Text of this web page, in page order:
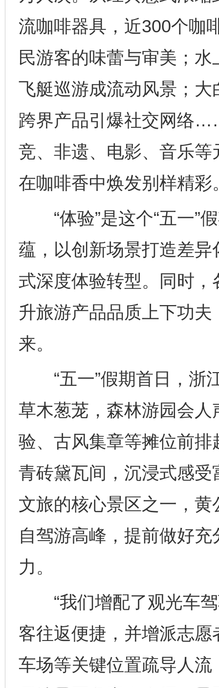
流咖啡器具，近300个咖
民游客的味蕾与审美；
飞艇巡游成流动风景；
跨界产品引爆社交网络
竞、非遗、电影、音乐
在咖啡香中焕发别样精彩
“体验”是这个“五一”
蕴，以创新场景打造差
式深度体验转型。同时
升旅游产品品质上下功
来。
“五一”假期首日，浙
草木葱茏，森林游园会
验、古风集章等摊位前
青砖黛瓦间，沉浸式感
文旅的核心景区之一，黄
自驾游高峰，提前做好
力。
“我们增配了观光车驾
客往返便捷，并增派志
车场等关键位置疏导人流